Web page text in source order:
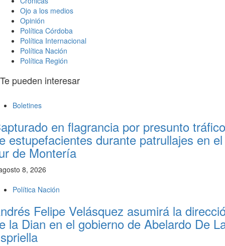
Ojo a los medios
Opinión
Política Córdoba
Política Internacional
Política Nación
Política Región
Te pueden interesar
Boletines
en flagrancia por presunto tráfico
estupefacientes durante patrullajes en el
de Montería
8, 2026
Política Nación
Felipe Velásquez asumirá la
la Dian en el gobierno de Abelardo De